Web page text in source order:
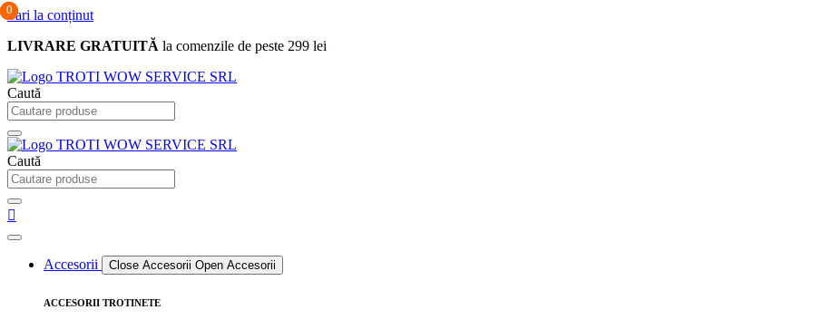
Sari la conținut
LIVRARE GRATUITĂ la comenzile de peste 299 lei
0
Caută
Caută
0
0
Accesorii Close Accesorii Open Accesorii
ACCESORII TROTINETE